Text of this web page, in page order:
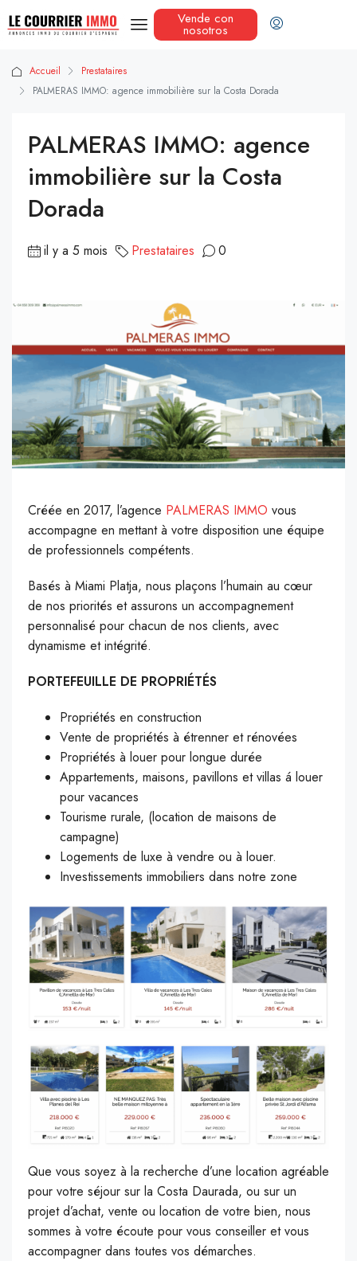
Vende con
nosotros
Accueil
Prestataires
PALMERAS IMMO: agence immobilière sur la Costa Dorada
PALMERAS IMMO: agence
immobilière sur la Costa
Dorada
il y a 5 mois Prestataires 0
Créée en 2017, l’agence PALMERAS IMMO vous
accompagne en mettant à votre disposition une équipe
de professionnels compétents.
Basés à Miami Platja, nous plaçons l’humain au cœur
de nos priorités et assurons un accompagnement
personnalisé pour chacun de nos clients, avec
dynamisme et intégrité.
PORTEFEUILLE DE PROPRIÉTÉS
Propriétés en construction
Vente de propriétés à étrenner et rénovées
Propriétés à louer pour longue durée
Appartements, maisons, pavillons et villas á louer
pour vacances
Tourisme rurale, (location de maisons de
campagne)
Logements de luxe à vendre ou à louer.
Investissements immobiliers dans notre zone
Que vous soyez à la recherche d’une location agréable
pour votre séjour sur la Costa Daurada, ou sur un
projet d’achat, vente ou location de votre bien, nous
sommes à votre écoute pour vous conseiller et vous
accompagner dans toutes vos démarches.